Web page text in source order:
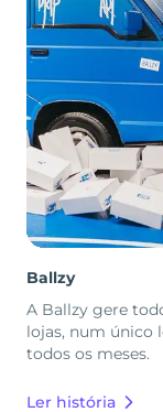
Ballzy
A Ballzy gere
lojas, num único
todos os meses.
Ler história